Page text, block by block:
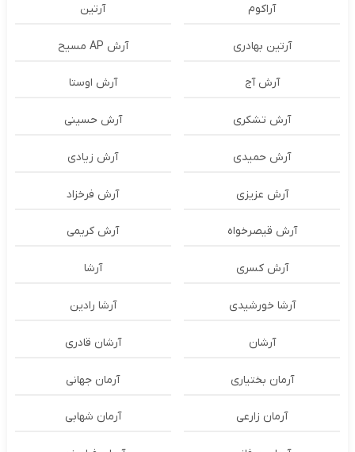
آراکوم آرتین
آرتین بهادری آرش AP مسیح
آرش آج آرش اوستا
آرش تشکری آرش حسینی
آرش حمیدی آرش زیادی
آرش عزیزی آرش فرخزاد
آرش قیصرخواه آرش کریمی
آرش کسری آرشا
آرشا خورشیدی آرشا رادین
آرشان آرشان قادری
آرمان بختیاری آرمان جهانی
آرمان زارعی آرمان شهابی